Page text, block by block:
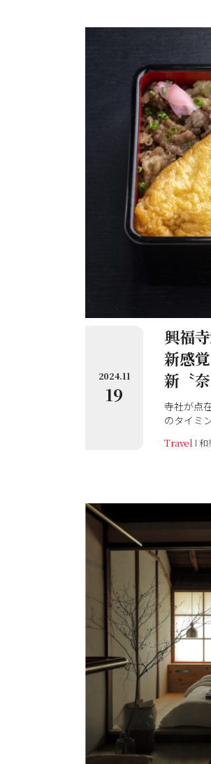
2024.11
19
興福
新感
新〝
寺社が点
のタイミ
で紹介し
Travel 和